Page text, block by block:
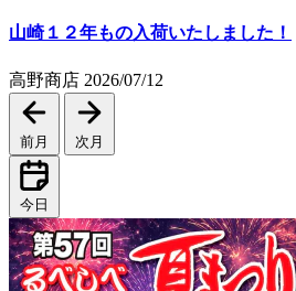
山崎１２年もの入荷いたしました！
高野商店 2026/07/12
前月 次月
今日